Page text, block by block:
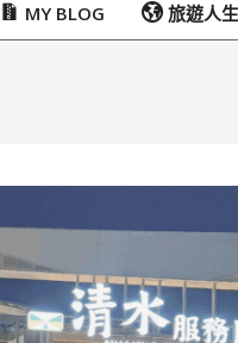
MY BLOG 旅遊人生